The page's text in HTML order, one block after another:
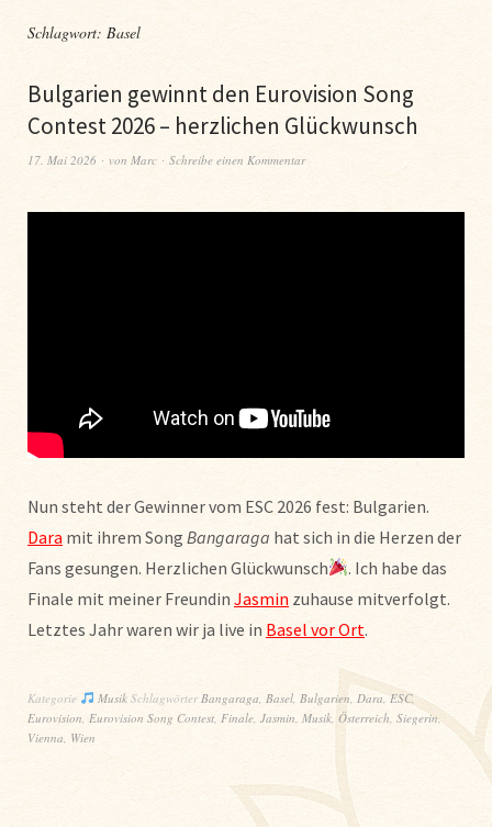
Schlagwort: Basel
Bulgarien gewinnt den Eurovision Song
Contest 2026 – herzlichen Glückwunsch
17. Mai 2026 von Marc Schreibe einen Kommentar
Nun steht der Gewinner vom ESC 2026 fest: Bulgarien.
Dara mit ihrem Song Bangaraga hat sich in die Herzen der
Fans gesungen. Herzlichen Glückwunsch
. Ich habe das
Finale mit meiner Freundin Jasmin zuhause mitverfolgt.
Letztes Jahr waren wir ja live in Basel vor Ort.
Kategorie Musik Schlagwörter Bangaraga Basel, Bulgarien Dara,ESC,
Eurovision Eurovision Song Contest Finale Jasmin Musik Österreich Siegerin,
Vienna Wien